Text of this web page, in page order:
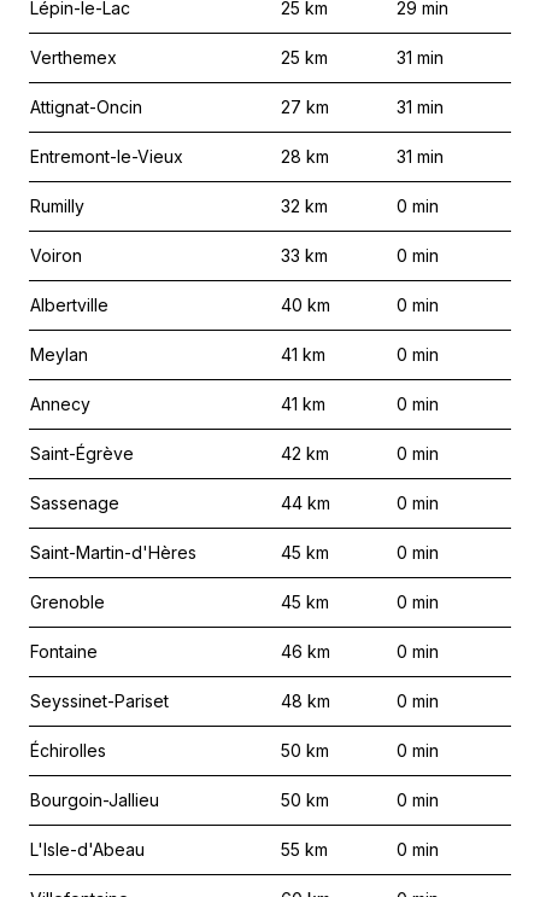
Lépin-le-Lac 25 km 29 min
Verthemex 25 km 31 min
Attignat-Oncin 27 km 31 min
Entremont-le-Vieux 28 km 31 min
Rumilly 32 km 0 min
Voiron 33 km 0 min
Albertville 40 km 0 min
Meylan 41 km 0 min
Annecy 41 km 0 min
Saint-Égrève 42 km 0 min
Sassenage 44 km 0 min
Saint-Martin-d'Hères 45 km 0 min
Grenoble 45 km 0 min
Fontaine 46 km 0 min
Seyssinet-Pariset 48 km 0 min
Échirolles 50 km 0 min
Bourgoin-Jallieu 50 km 0 min
L'Isle-d'Abeau 55 km 0 min